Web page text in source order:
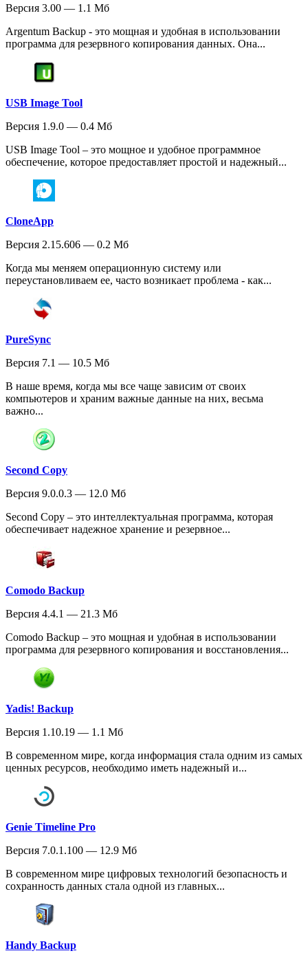
Версия 3.00 — 1.1 Мб
Argentum Backup - это мощная и удобная в использовании
программа для резервного копирования данных. Она...
USB Image Tool
Версия 1.9.0 — 0.4 Мб
USB Image Tool – это мощное и удобное программное
обеспечение, которое предоставляет простой и надежный...
CloneApp
Версия 2.15.606 — 0.2 Мб
Когда мы меняем операционную систему или
переустановливаем ее, часто возникает проблема - как...
PureSync
Версия 7.1 — 10.5 Мб
В наше время, когда мы все чаще зависим от своих
компьютеров и храним важные данные на них, весьма
важно...
Second Copy
Версия 9.0.0.3 — 12.0 Мб
Second Copy – это интеллектуальная программа, которая
обеспечивает надежное хранение и резервное...
Comodo Backup
Версия 4.4.1 — 21.3 Мб
Comodo Backup – это мощная и удобная в использовании
программа для резервного копирования и восстановления...
Yadis! Backup
Версия 1.10.19 — 1.1 Мб
В современном мире, когда информация стала одним из самых
ценных ресурсов, необходимо иметь надежный и...
Genie Timeline Pro
Версия 7.0.1.100 — 12.9 Мб
В современном мире цифровых технологий безопасность и
сохранность данных стала одной из главных...
Handy Backup